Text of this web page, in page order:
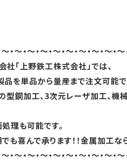
・～・～・～・～・～・～・～・～・
「上野鉄工株式会社」では、
を単品から量産まで注文可能で
型鋼加工、3次元レーザ加工、機
理も可能です。
も喜んで承ります！！金属加工な
・～・～・～・～・～・～・～・～・